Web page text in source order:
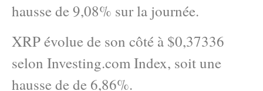
hausse de 9,08% sur la journée.
XRP évolue de son côté à $0,37336
selon Investing.com Index, soit une
hausse de de 6,86%.